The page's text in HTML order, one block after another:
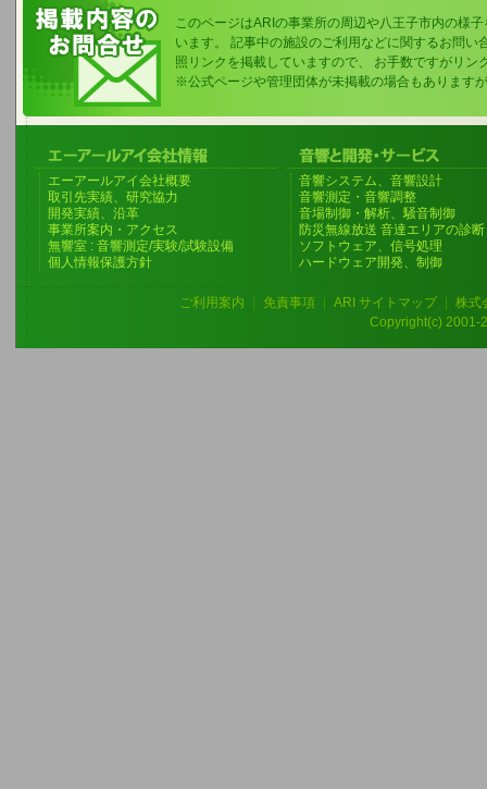
このページはARIの事業所の周辺や八王子市内の様
います。 記事中の施設のご利用などに関するお問い
照リンクを掲載していますので、 お手数ですがリン
※公式ページや管理団体が未掲載の場合もあります
エーアールアイ会社概要
取引先実績、研究協力
開発実績、沿革
事業所案内・アクセス
無響室 : 音響測定/実験/試験設備
個人情報保護方針
音響システム、音響設計
音響測定・音響調整
音場制御・解析、騒音制御
防災無線放送 音達エリアの診断
ソフトウェア、信号処理
ハードウェア開発、制御
ご利用案内 免責事項 ARI サイトマップ
株式
Copyright(c) 2001-